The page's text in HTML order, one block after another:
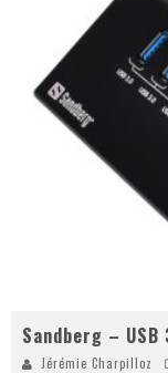
Sandberg –
Jérémie Charpilloz